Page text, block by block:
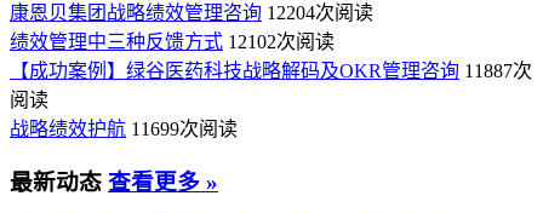
康恩贝集团战略绩效管理咨询 12204次阅读
绩效管理中三种反馈方式 12102次阅读
【成功案例】绿谷医药科技战略解码及OKR管理咨询 11887次
阅读
战略绩效护航 11699次阅读
最新动态 查看更多 »